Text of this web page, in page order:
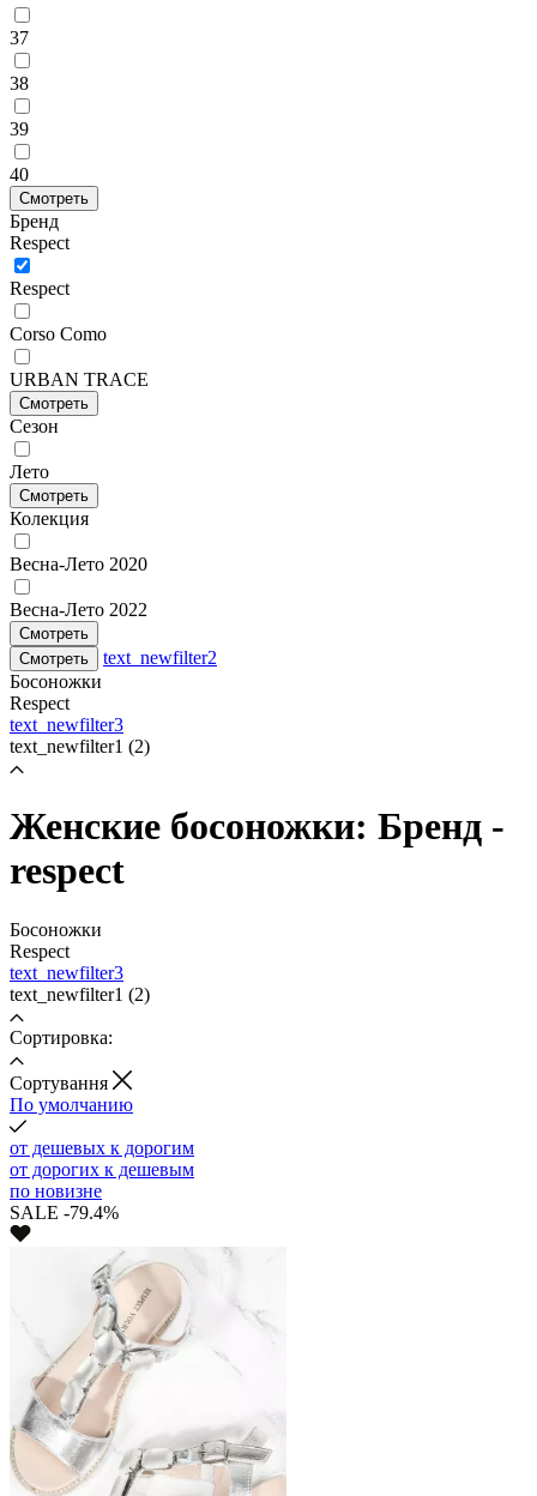
37
38
39
40
Смотреть
Бренд
Respect
Respect
Corso Como
URBAN TRACE
Смотреть
Сезон
Лето
Смотреть
Колекция
Весна-Лето 2020
Весна-Лето 2022
Смотреть
Смотреть
text_newfilter2
Босоножки
Respect
text_newfilter3
text_newfilter1 (2)
Женские босоножки: Бренд -
respect
Босоножки
Respect
text_newfilter3
text_newfilter1 (2)
Сортировка:
Cортування
По умолчанию
от дешевых к дорогим
от дорогих к дешевым
по новизне
SALE -79.4%